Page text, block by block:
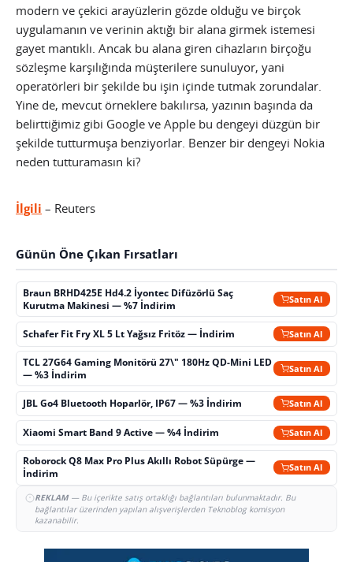
modern ve çekici arayüzlerin gözde olduğu ve birçok
uygulamanın ve verinin aktığı bir alana girmek istemesi
gayet mantıklı. Ancak bu alana giren cihazların birçoğu
sözleşme karşılığında müşterilere sunuluyor, yani
operatörleri bir şekilde bu işin içinde tutmak zorundalar.
Yine de, mevcut örneklere bakılırsa, yazının başında da
belirttiğimiz gibi Google ve Apple bu dengeyi düzgün bir
şekilde tutturmuşa benziyorlar. Benzer bir dengeyi Nokia
neden tutturamasın ki?
İlgili – Reuters
Günün Öne Çıkan Fırsatları
Braun BRHD425E Hd4.2 İyontec Difüzörlü Saç
Kurutma Makinesi — %7 İndirim
Satın Al
Schafer Fit Fry XL 5 Lt Yağsız Fritöz — İndirim Satın Al
TCL 27G64 Gaming Monitörü 27\" 180Hz QD-Mini LED
— %3 İndirim
Satın Al
JBL Go4 Bluetooth Hoparlör, IP67 — %3 İndirim Satın Al
Xiaomi Smart Band 9 Active — %4 İndirim Satın Al
Roborock Q8 Max Pro Plus Akıllı Robot Süpürge —
İndirim
Satın Al
REKLAM— Bu içerikte satış ortaklığı bağlantıları bulunmaktadır. Bu
bağlantılar üzerinden yapılan alışverişlerden Teknoblog komisyon
kazanabilir.